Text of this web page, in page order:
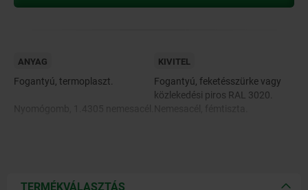
ANYAG
Fogantyú, termoplaszt.
KIVITEL
Fogantyú, feketésszürke vagy
közlekedési piros RAL 3020.
TERMÉKVÁLASZTÁS